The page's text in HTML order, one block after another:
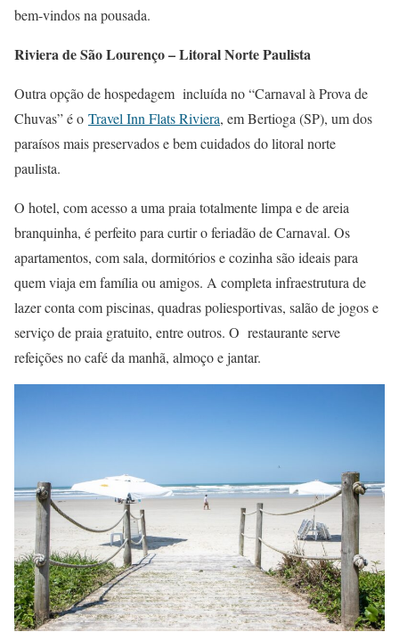
bem-vindos na pousada.
Riviera de São Lourenço – Litoral Norte Paulista
Outra opção de hospedagem incluída no “Carnaval à Prova de
Chuvas” é o Travel Inn Flats Riviera, em Bertioga (SP), um dos
paraísos mais preservados e bem cuidados do litoral norte
paulista.
O hotel, com acesso a uma praia totalmente limpa e de areia
branquinha, é perfeito para curtir o feriadão de Carnaval. Os
apartamentos, com sala, dormitórios e cozinha são ideais para
quem viaja em família ou amigos. A completa infraestrutura de
lazer conta com piscinas, quadras poliesportivas, salão de jogos e
serviço de praia gratuito, entre outros. O restaurante serve
refeições no café da manhã, almoço e jantar.